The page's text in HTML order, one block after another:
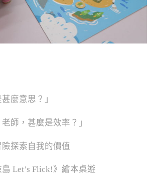
麼意思？」
老師，甚麼是效率？」
探索自我的價值
Let’s Flick!》繪本桌遊